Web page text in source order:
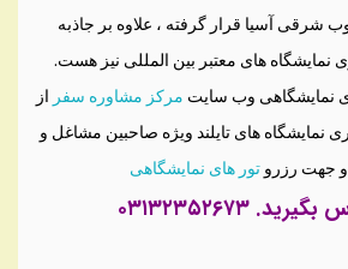
شرقی آسیا قرار گرفته ، علاوه بر جاذبه
نمایشگاه های معتبر بین المللی نیز هست.
نمایشگاهی وب سایت مرکز مشاوره سفر از
نمایشگاه های تایلند ویژه صاحبین مشاغل و
و جهت رزرو تور های نمایشگاهی
۰۳۱۳۲۳۵۲۶۷۳